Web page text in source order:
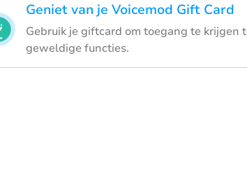
Geniet van je Voicemod Gift Card
Gebruik je giftcard om toegang te krijgen
geweldige functies.